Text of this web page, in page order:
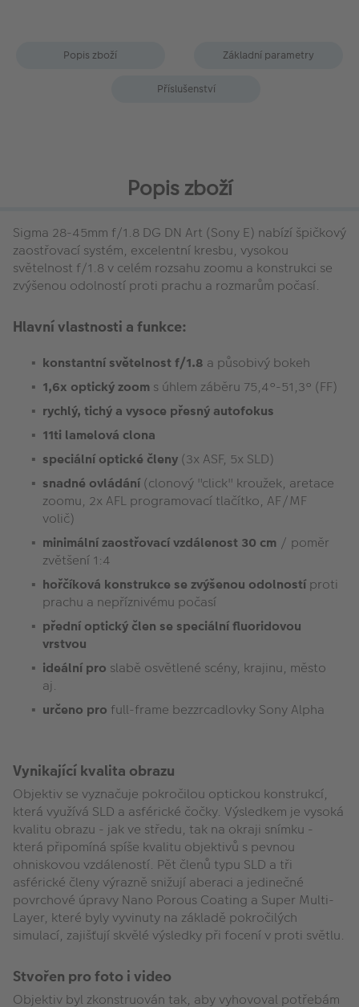
Popis zboží Základní parametry
Příslušenství
Popis zboží
Sigma 28-45mm f/1.8 DG DN Art (Sony E) nabízí špičkový
zaostřovací systém, excelentní kresbu, vysokou
světelnost f/1.8 v celém rozsahu zoomu a konstrukci se
zvýšenou odolností proti prachu a rozmarům počasí.
Hlavní vlastnosti a funkce:
konstantní světelnost f/1.8 a působivý bokeh
1,6x optický zoom s úhlem záběru 75,4°-51,3° (FF)
rychlý, tichý a vysoce přesný autofokus
11ti lamelová clona
speciální optické členy (3x ASF, 5x SLD)
snadné ovládání (clonový "click" kroužek, aretace
zoomu, 2x AFL programovací tlačítko, AF/MF
volič)
minimální zaostřovací vzdálenost 30 cm / poměr
zvětšení 1:4
hořčíková konstrukce se zvýšenou odolností proti
prachu a nepříznivému počasí
přední optický člen se speciální fluoridovou
vrstvou
ideální pro slabě osvětlené scény, krajinu, město
aj.
určeno pro full-frame bezzrcadlovky Sony Alpha
Vynikající kvalita obrazu
Objektiv se vyznačuje pokročilou optickou konstrukcí,
která využívá SLD a asférické čočky. Výsledkem je vysoká
kvalitu obrazu - jak ve středu, tak na okraji snímku -
která připomíná spíše kvalitu objektivů s pevnou
ohniskovou vzdáleností. Pět členů typu SLD a tři
asférické členy výrazně snižují aberaci a jedinečné
povrchové úpravy Nano Porous Coating a Super Multi-
Layer, které byly vyvinuty na základě pokročilých
simulací, zajišťují skvělé výsledky při focení v proti světlu.
Stvořen pro foto i video
Objektiv byl zkonstruován tak, aby vyhovoval potřebám